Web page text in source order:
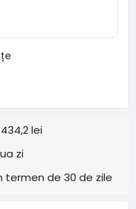
lei
zi
termen de 30 de zile